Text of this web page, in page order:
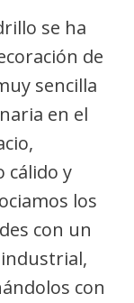
se ha
de
sencilla
en el
cálido y
los
con un
con